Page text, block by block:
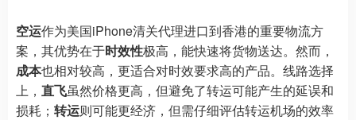
空运作为美国iPhone清关代理进口到香港的重要物流方
案，其优势在于时效性极高，能快速将货物送达。然而，
成本也相对较高，更适合对时效要求高的产品。线路选择
上， 直飞虽然价格更高，但避免了转运可能产生的延误和
损耗； 转运则可能更经济，但需仔细评估转运机场的效率